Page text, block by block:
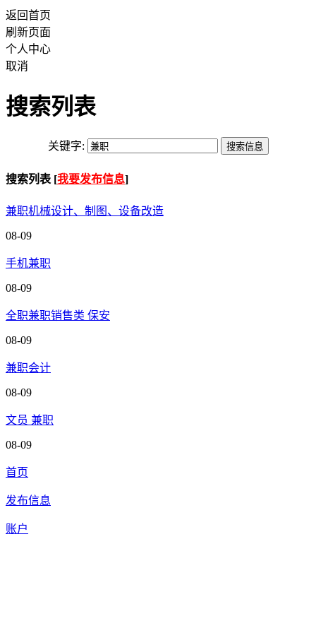
返回首页
刷新页面
个人中心
取消
搜索列表
关键字:
搜索列表 [我要发布信息]
兼职机械设计、制图、设备改造
08-09
手机兼职
08-09
全职兼职销售类 保安
08-09
兼职会计
08-09
文员 兼职
08-09
首页
发布信息
账户